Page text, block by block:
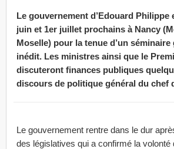
Le gouvernement d’Edouard Philippe
juin et 1er juillet prochains à Nancy
Moselle) pour la tenue d’un
inédit. Les ministres ainsi que le
discuteront finances publiques
discours de politique général du chef
Le gouvernement rentre dans le dur
des législatives qui a confirmé la volonté